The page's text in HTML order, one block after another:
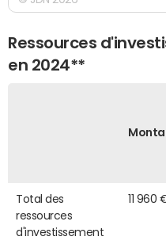
Ressources
en 2024**
Total des
ressources
d'investissement
11 960